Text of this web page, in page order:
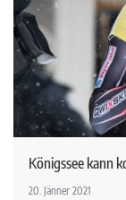
Königssee kann
20. Jänner 2021